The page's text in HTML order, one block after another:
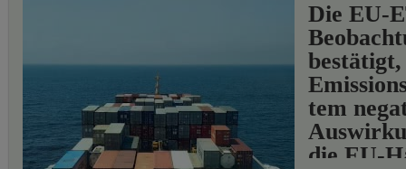
Die EU-
bestätigt,
tem
die EU-